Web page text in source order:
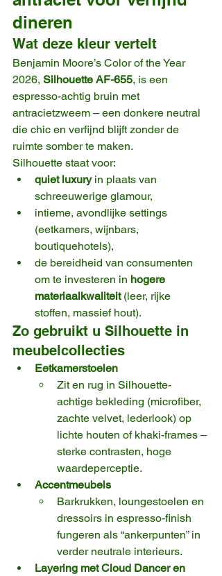
dineren
Wat deze kleur vertelt
Benjamin Moore’s Color of the Year
2026, Silhouette AF-655, is een
espresso-achtig bruin met
antracietzweem – een donkere neutral
die chic en verfijnd blijft zonder de
ruimte somber te maken.
Silhouette staat voor:
quiet luxury in plaats van
schreeuwerige glamour,
intieme, avondlijke settings
(eetkamers, wijnbars,
boutiquehotels),
de bereidheid van consumenten
om te investeren in hogere
materiaal­kwaliteit (leer, rijke
stoffen, massief hout).
Zo gebruikt u Silhouette in
meubelcollecties
Eetkamerstoelen
Zit en rug in Silhouette-
achtige bekleding (microfiber,
zachte velvet, lederlook) op
lichte houten of khaki-frames –
sterke contrasten, hoge
waardeperceptie.
Accentmeubels
Barkrukken, loungestoelen en
dressoirs in espresso-finish
fungeren als “ankerpunten” in
verder neutrale interieurs.
Layering met Cloud Dancer en